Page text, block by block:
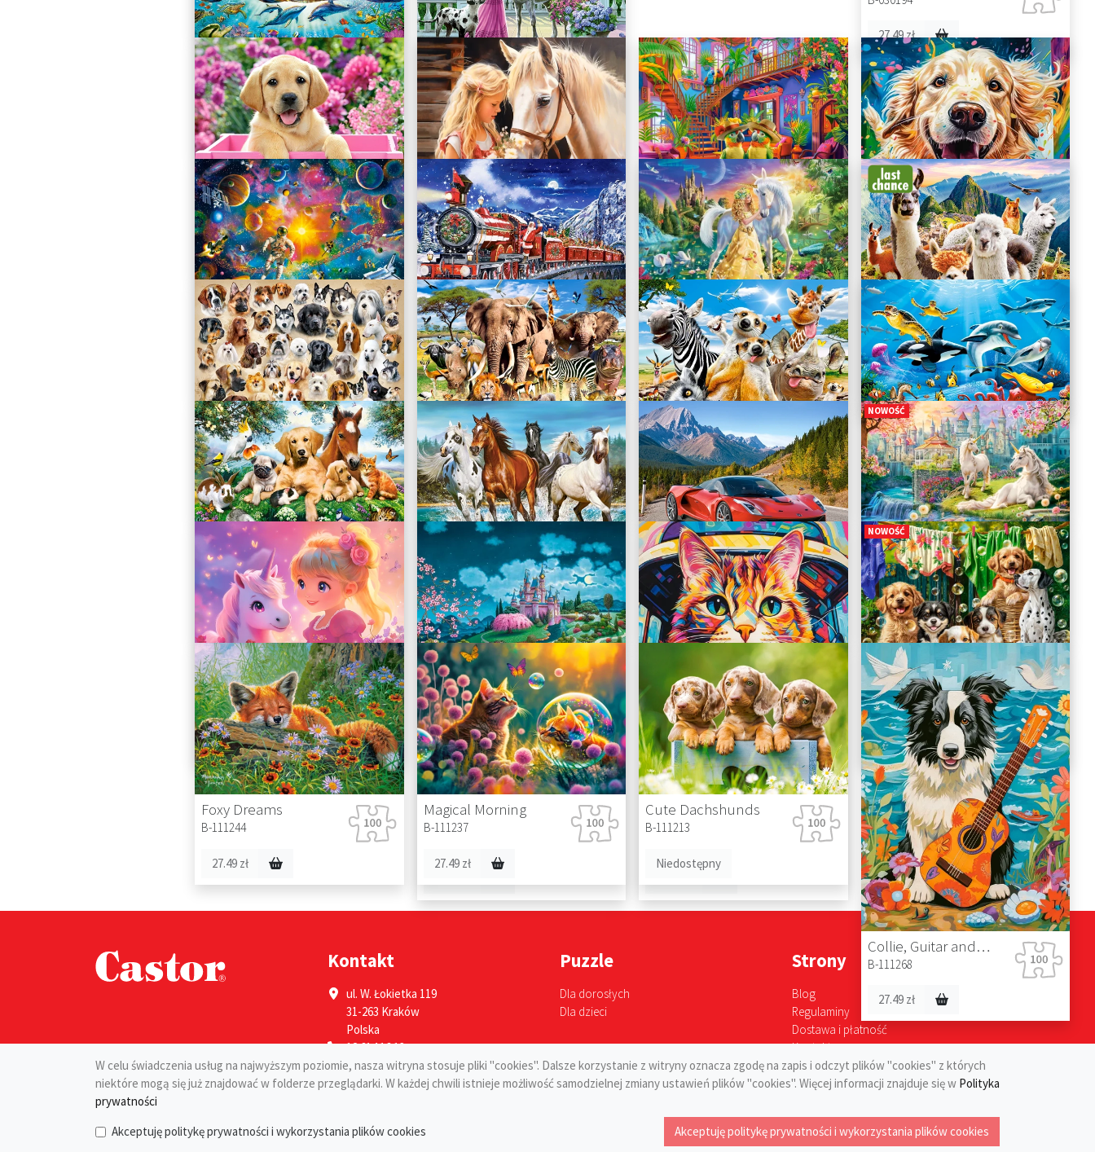
27.49 zł
27.49 zł
Paradise Cove
B-030101
27.49 zł
My Friend Unicorn
B-030088
27.49 zł
Labrador Puppy in Pink Box
B-030071
27.49 zł
My Friend Horse
B-222315
27.49 zł
Parrots in Paradise
B-222308
27.49 zł
Euphoric Spectrum
B-222292
27.49 zł
Man in Space
B-222261
27.49 zł
Santas Coming to Town
B-222254
27.49 zł
Gentleness of Friendship
B-222230
27.49 zł
Llamas Selfie
B-222193
27.49 zł 24.74 zł
Collage with Dogs
B-222162
27.49 zł
Savanna Animals
B-222155
27.49 zł
African Selfie
B-222148
27.49 zł
Tropical Underwater World
B-222094
27.49 zł
Summer Pals
B-222063
27.49 zł
Call of Nature
B-222056
27.49 zł
Mountain Ride
B-222049
27.49 zł
NOWOŚĆ
Reign Of The Unicorn
B-111367
27.49 zł
NOWOŚĆ
Puppies, Laundry and Bird Antics
B-111305
27.49 zł
Princess with Unicorn
B-111299
27.49 zł
Cinderella's Castle Cat Bus Travel
Collie, Guitar and the Sea
B-111268
27.49 zł
Foxy Dreams
B-111244
27.49 zł
Magical Morning
B-111237
27.49 zł
Cute Dachshunds
B-111213
Niedostępny
Kontakt
ul. W. Łokietka 119
31-263 Kraków
Polska
12 614 16 13
Puzzle
Dla dorosłych
Dla dzieci
Strony
Blog
Regulaminy
Dostawa i płatność
Kontakt
Copyright © 2026 Castor Regulamin świadczenia usług Polityka prywatności Regulamin sprzedaży
W celu świadczenia usług na najwyższym poziomie, nasza witryna stosuje pliki "cookies". Dalsze korzystanie z witryny oznacza zgodę na zapis i odczyt plików "cookies" z których
niektóre mogą się już znajdować w folderze przeglądarki. W każdej chwili istnieje możliwość samodzielnej zmiany ustawień plików "cookies". Więcej informacji znajduje się w Polityka
prywatności
Akceptuję politykę prywatności i wykorzystania plików cookies
Akceptuję politykę prywatności i wykorzystania plików cookies